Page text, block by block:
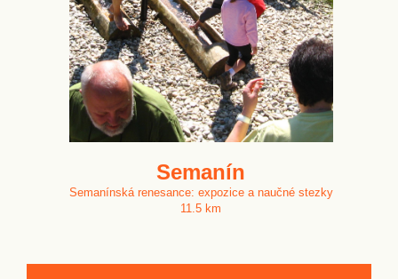
Semanín
Semanínská renesance: expozice a naučné stezky
11.5 km